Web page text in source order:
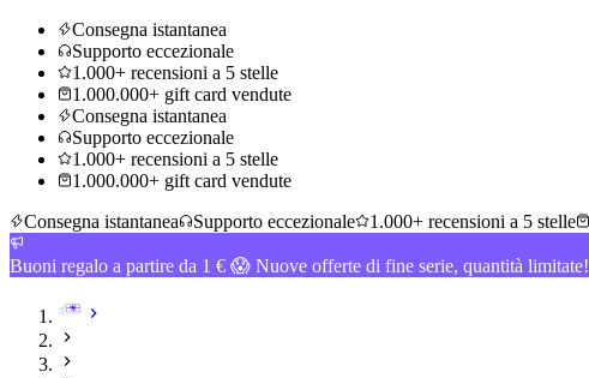
Consegna istantanea
Supporto eccezionale
1.000+ recensioni a 5 stelle
1.000.000+ gift card vendute
Consegna istantanea
Supporto eccezionale
1.000+ recensioni a 5 stelle
1.000.000+ gift card vendute
Consegna istantanea
Supporto eccezionale 1.000+ recensioni a 5 stelle
Buoni regalo a partire da 1 € 😱 Nuove offerte di fine serie, quantità limitate!